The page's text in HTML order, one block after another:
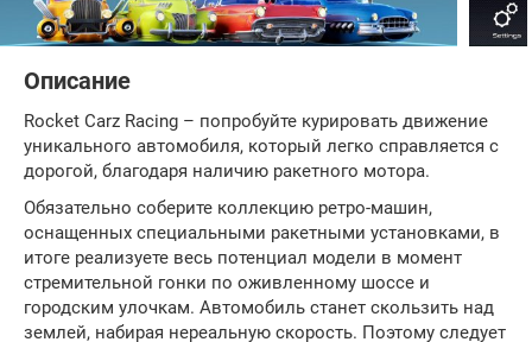
Описание
Rocket Carz Racing – попробуйте курировать движение
уникального автомобиля, который легко справляется с
дорогой, благодаря наличию ракетного мотора.
Обязательно соберите коллекцию ретро-машин,
оснащенных специальными ракетными установками, в
итоге реализуете весь потенциал модели в момент
стремительной гонки по оживленному шоссе и
городским улочкам. Автомобиль станет скользить над
землей, набирая нереальную скорость. Поэтому следует